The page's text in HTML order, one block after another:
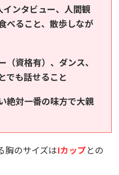
ンタビュー、人間観
べること、散歩しなが
資格有）、ダンス、
でも話せること
対一番の味方で大親
胸のサイズはIカップとの